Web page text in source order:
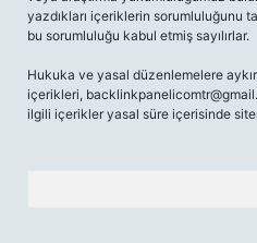
yazdıkları içeriklerin sorumluluğunu
bu sorumluluğu kabul etmiş sayılırlar.
Hukuka ve yasal düzenlemelere
içerikleri,
ilgili içerikler yasal süre içerisinde